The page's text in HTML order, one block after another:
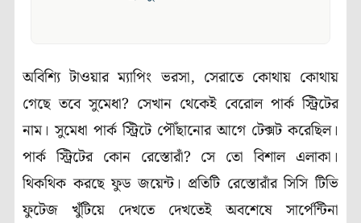
অবিশ্যি টাওয়ার ম্যাপিং ভরসা, সেরাতে কোথায় কোথায়
গেছে তবে সুমেধা? সেখান থেকেই বেরোল পার্ক স্ট্রিটের
নাম। সুমেধা পার্ক স্ট্রিটে পৌঁছানোর আগে টেক্সট করেছিল।
পার্ক স্ট্রিটের কোন রেস্তোরাঁ? সে তো বিশাল এলাকা।
থিকথিক করছে ফুড জয়েন্ট। প্রতিটি রেস্তোরাঁর সিসি টিভি
ফুটেজ খুঁটিয়ে দেখতে দেখতেই অবশেষে সার্পেন্টিনা